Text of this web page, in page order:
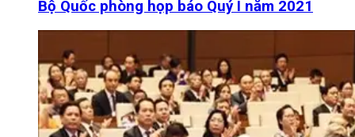
Bộ Quốc phòng họp báo Quý I năm 2021